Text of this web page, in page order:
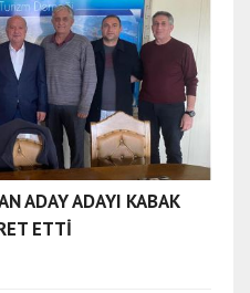
ADAY ADAYI KABAK
ETTİ